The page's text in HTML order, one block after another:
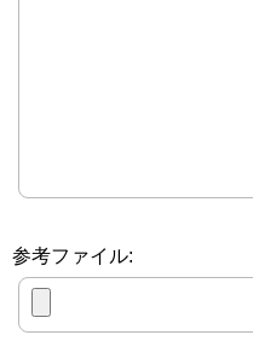
参考ファイル: